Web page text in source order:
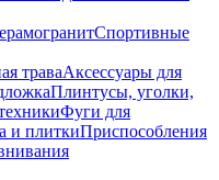
Спортивные
траваАксессуары для
Плинтусы, уголки,
Фуги для
и плиткиПриспособления